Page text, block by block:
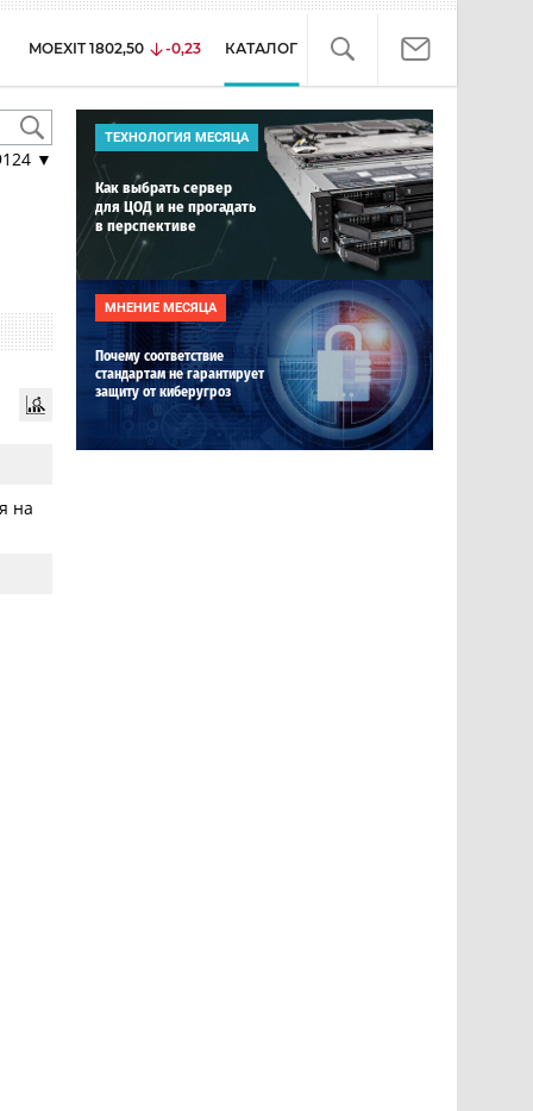
MOEXIT 1802,50 -0,23 КАТАЛОГ
▼
на
ТЕХНОЛОГИЯ МЕСЯЦА
Как выбрать сервер
для ЦОД и не прогадать
в перспективе
МНЕНИЕ МЕСЯЦА
Почему соответствие
стандартам не гарантирует
защиту от киберугроз